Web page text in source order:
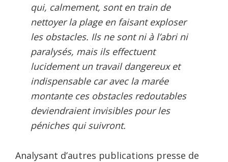
qui, calmement, sont en train de
nettoyer la plage en faisant exploser
les obstacles. Ils ne sont ni à l’abri ni
paralysés, mais ils effectuent
lucidement un travail dangereux et
indispensable car avec la marée
montante ces obstacles redoutables
deviendraient invisibles pour les
péniches qui suivront.
Analysant d’autres publications presse de